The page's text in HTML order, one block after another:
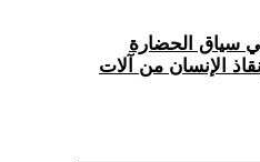
سياق الحضارة
الإنسان من آلات